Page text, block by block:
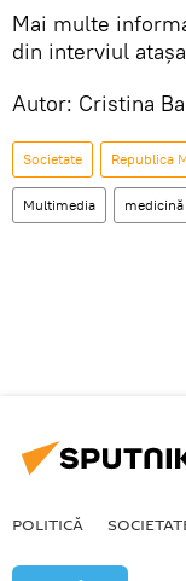
Mai multe
din interviul
Autor: Cristina
Societate Republica
Multimedia medicină
POLITICĂ